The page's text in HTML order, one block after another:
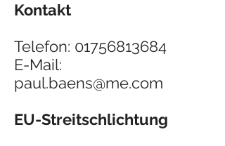
Kontakt
Telefon: 01756813684
E-Mail:
paul.baens@me.com
EU-Streitschlichtung